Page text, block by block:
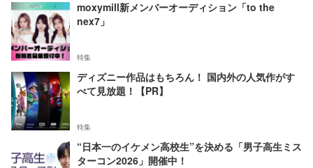
moxymill新メンバーオーディション「to the
nex7」
特集
ディズニー作品はもちろん！ 国内外の人気作がす
べて見放題！【PR】
特集
“日本一のイケメン高校生”を決める「男子高生ミス
ターコン2026」開催中！